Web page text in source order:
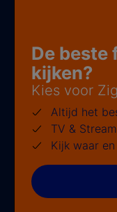
De beste
kijken?
Kies voor
Altijd het
TV &
Kijk waar